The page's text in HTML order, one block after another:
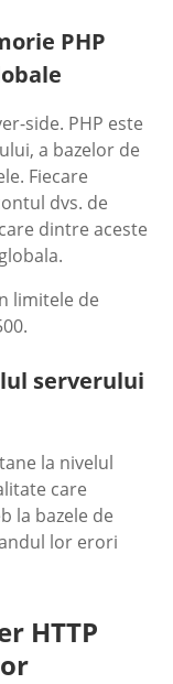
PHP
side. PHP este
a bazelor de
Fiecare
dvs. de
dintre aceste
limitele de
serverului
la nivelul
care
la bazele de
lor erori
HTTP